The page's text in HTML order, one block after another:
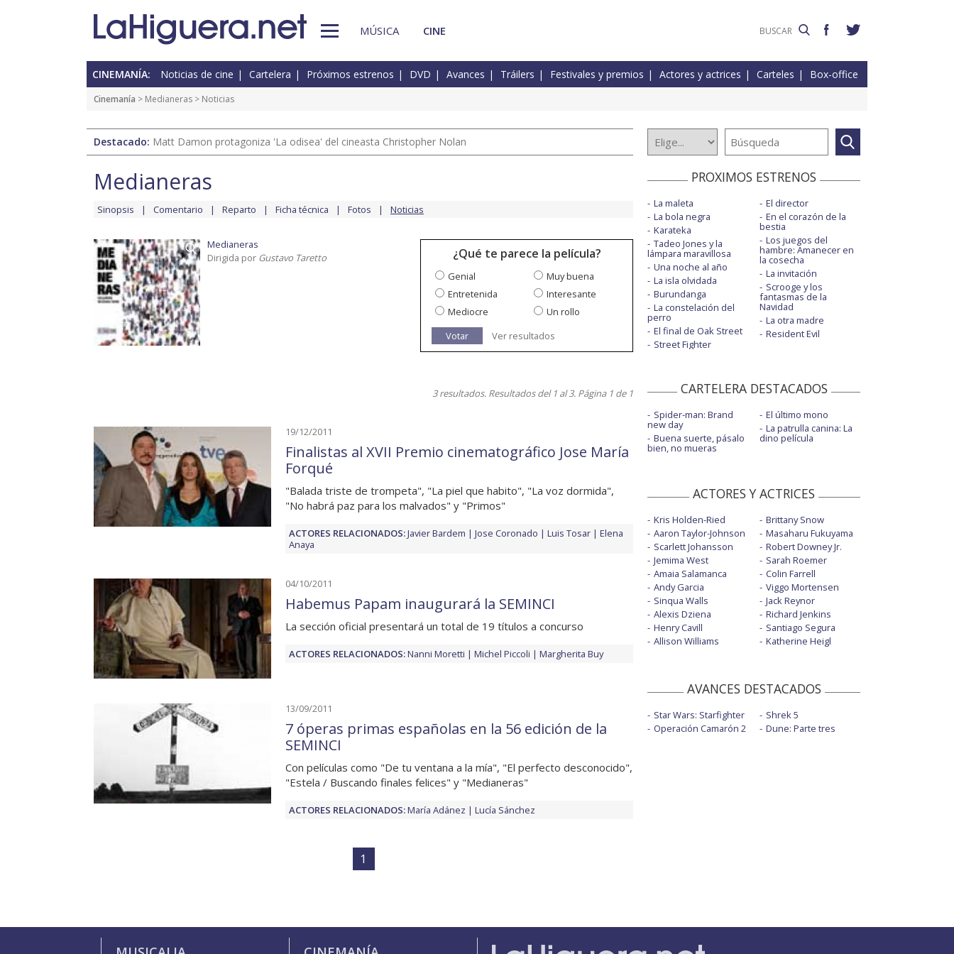
MÚSICA CINE
CINEMANÍA: Noticias de cine Cartelera Próximos estrenos DVD Avances Tráilers Festivales y premios Actores y actrices Carteles Box-office
Cinemanía > Medianeras > Noticias
Destacado: Matt Damon protagoniza 'La odisea' del cineasta Christopher Nolan
Medianeras
Sinopsis Comentario Reparto Ficha técnica Fotos Noticias
Medianeras
Dirigida por Gustavo Taretto ¿Qué te parece la película?
Genial
Muy buena
Entretenida
Interesante
Mediocre
Un rollo
Votar
Ver resultados
3 resultados. Resultados del 1 al 3. Página 1 de 1
19/12/2011
Finalistas al XVII Premio cinematográfico Jose María
Forqué
"Balada triste de trompeta", "La piel que habito", "La voz dormida",
"No habrá paz para los malvados" y "Primos"
ACTORES RELACIONADOS:Javier Bardem Jose Coronado Luis Tosar
Elena
Anaya
04/10/2011
Habemus Papam inaugurará la SEMINCI
La sección oficial presentará un total de 19 títulos a concurso
ACTORES RELACIONADOS:Nanni Moretti Michel Piccoli Margherita Buy
13/09/2011
7 óperas primas españolas en la 56 edición de la
SEMINCI
Con películas como "De tu ventana a la mía", "El perfecto desconocido",
"Estela / Buscando finales felices" y "Medianeras"
ACTORES RELACIONADOS:María Adánez Lucía Sánchez
1
PROXIMOS ESTRENOS
La maleta
La bola negra
Karateka
Tadeo Jones y la
lámpara maravillosa
Una noche al año
La isla olvidada
Burundanga
La constelación del
perro
El final de Oak Street
Street Fighter
El director
En el corazón de la
bestia
Los juegos del
hambre: Amanecer en
la cosecha
La invitación
Scrooge y los
fantasmas de la
Navidad
La otra madre
Resident Evil
CARTELERA DESTACADOS
Spider-man: Brand
new day
Buena suerte, pásalo
bien, no mueras
El último mono
La patrulla canina: La
dino película
ACTORES Y ACTRICES
Kris Holden-Ried
Aaron Taylor-Johnson
Scarlett Johansson
Jemima West
Amaia Salamanca
Andy Garcia
Sinqua Walls
Alexis Dziena
Henry Cavill
Allison Williams
Brittany Snow
Masaharu Fukuyama
Robert Downey Jr.
Sarah Roemer
Colin Farrell
Viggo Mortensen
Jack Reynor
Richard Jenkins
Santiago Segura
Katherine Heigl
AVANCES DESTACADOS
Star Wars: Starfighter
Operación Camarón 2
Shrek 5
Dune: Parte tres